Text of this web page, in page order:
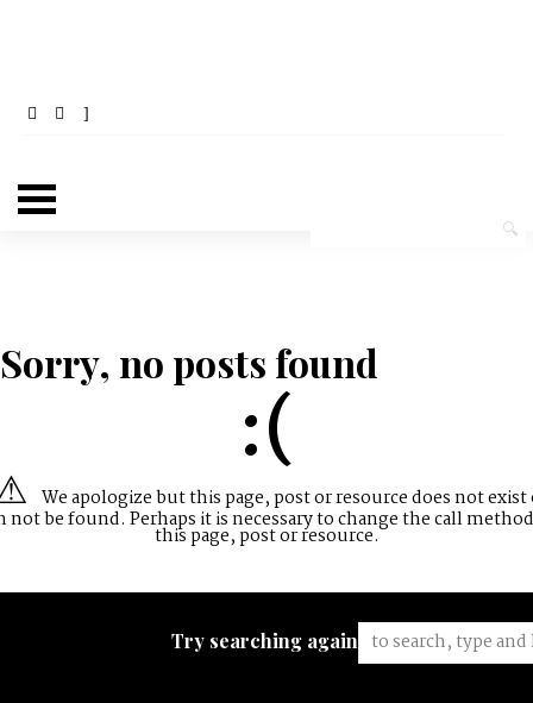
Sorry, no posts found
:(
We apologize but this page, post or resource does not exist
not be found. Perhaps it is necessary to change the call
this page, post or resource.
Try searching again: